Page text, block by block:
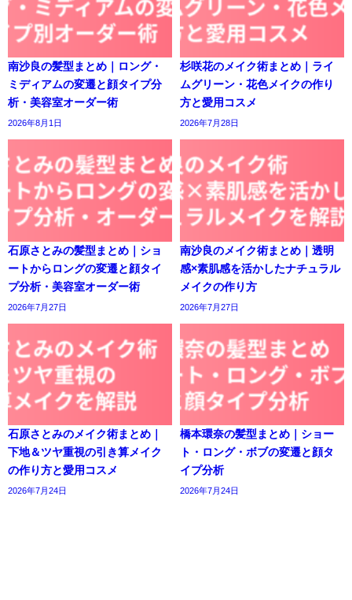
南沙良の髪型まとめ｜ロング・
ミディアムの変遷と顔タイプ分
析・美容室オーダー術
2026年8月1日
杉咲花のメイク術まとめ｜ライ
ムグリーン・花色メイクの作り
方と愛用コスメ
2026年7月28日
石原さとみの髪型まとめ｜ショ
ートからロングの変遷と顔タイ
プ分析・美容室オーダー術
2026年7月27日
南沙良のメイク術まとめ｜透明
感×素肌感を活かしたナチュラル
メイクの作り方
2026年7月27日
石原さとみのメイク術まとめ｜
下地＆ツヤ重視の引き算メイク
の作り方と愛用コスメ
2026年7月24日
橋本環奈の髪型まとめ｜ショー
ト・ロング・ボブの変遷と顔タ
イプ分析
2026年7月24日